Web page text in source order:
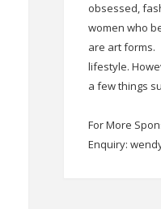
obsessed,
women who
are art forms.
lifestyle.
a few things
For More
Enquiry: